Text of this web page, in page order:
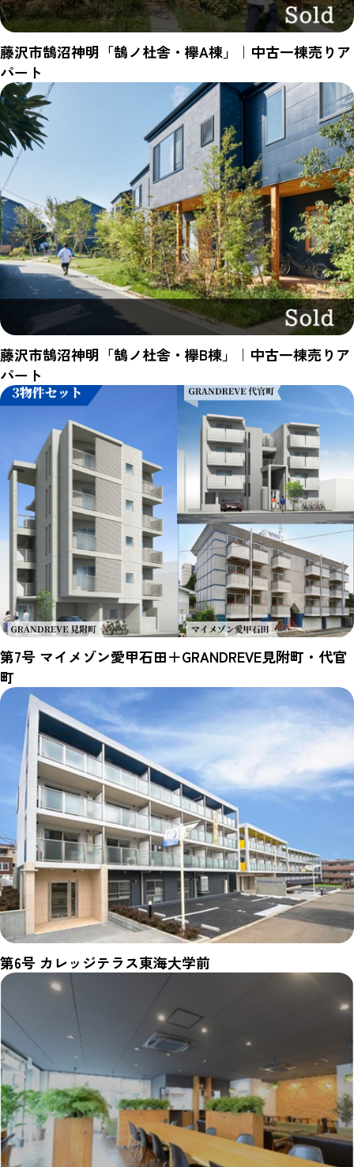
藤沢市鵠沼神明「鵠ノ杜舎・欅A棟」｜中古一棟売りア
パート
藤沢市鵠沼神明「鵠ノ杜舎・欅B棟」｜中古一棟売りア
パート
第7号 マイメゾン愛甲石田＋GRANDREVE見附町・代官
町
第6号 カレッジテラス東海大学前